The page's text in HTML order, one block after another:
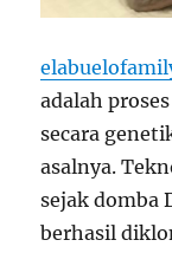
adalah
secara
asalnya.
sejak domba
berhasil